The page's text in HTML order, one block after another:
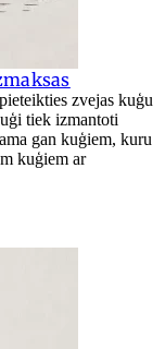
zvejas kuģu
tiek izmantoti
gan kuģiem, kuru
kuģiem ar